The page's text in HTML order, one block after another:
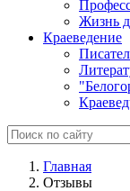
Жизнь
Краеведение
Главная
Отзывы